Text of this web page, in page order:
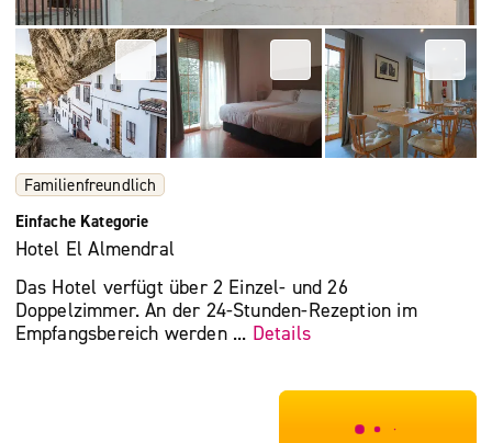
Familienfreundlich
Einfache Kategorie
Hotel El Almendral
Das Hotel verfügt über 2 Einzel- und 26
Doppelzimmer. An der 24-Stunden-Rezeption im
Empfangsbereich werden ... Details
***************